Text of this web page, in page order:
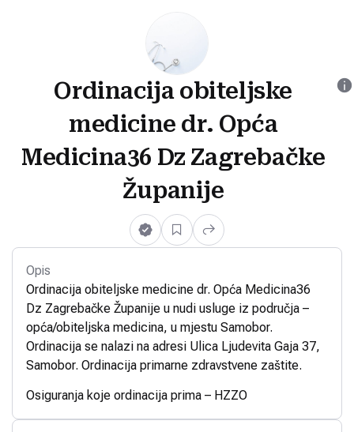
Ordinacija obiteljske
medicine dr. Opća
Medicina36 Dz Zagrebačke
Županije
Opis
Ordinacija obiteljske medicine dr. Opća Medicina36
Dz Zagrebačke Županije u nudi usluge iz područja –
opća/obiteljska medicina, u mjestu Samobor.
Ordinacija se nalazi na adresi Ulica Ljudevita Gaja 37,
Samobor. Ordinacija primarne zdravstvene zaštite.
Osiguranja koje ordinacija prima – HZZO